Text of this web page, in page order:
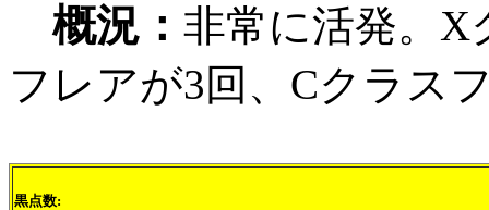
概況： 非常に活発。X
フレアが3回、Cクラス
黒点数: